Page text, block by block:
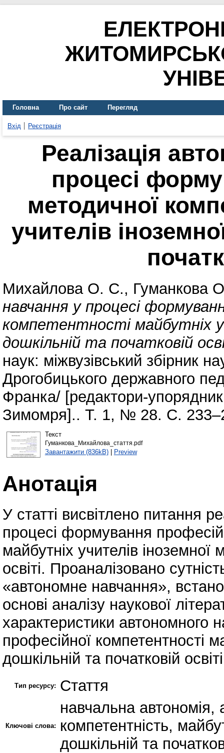
Головна Про сайт Перегляд
Вхід Реєстрація
Реалізація
процесі
методичної
учителів
Михайлова О. С., Гуманкова
навчання у процесі
компетентності майбутніх
дошкільній та початковій
наук: міжвузівський збірник
Дрогобицького державного
Франка/ [редактори-
Зимомря].. Т. 1, № 28. С.
Текст
Гуманкова_Михайлова_стаття.pdf
Завантажити (836kB)| Preview
Анотація
У статті висвітлено питання
процесі формування
майбутніх учителів іноземної
освіті. Проаналізовано
«автономне навчання»,
основі аналізу наукової
характеристики автономного
професійної компетентності
дошкільній та початковій
Тип ресурсу: Стаття
Ключові слова:
навчальна
компетентність,
дошкільній та